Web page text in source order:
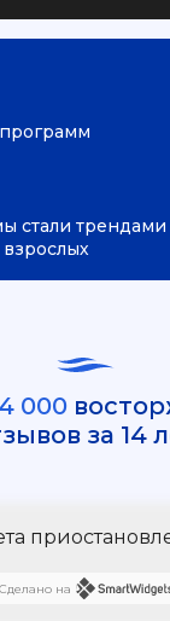
стали трендами
000
за 14
Сделано на